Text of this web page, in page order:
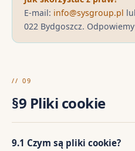
E-mail: info@sysgroup.pl
022 Bydgoszcz.
// 09
§9 Pliki cookie
9.1 Czym są pliki cookie?